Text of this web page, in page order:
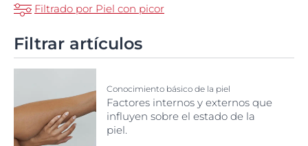
Filtrado por Piel con picor
Filtrar artículos
Conocimiento básico de la piel
Factores internos y externos que
influyen sobre el estado de la
piel.